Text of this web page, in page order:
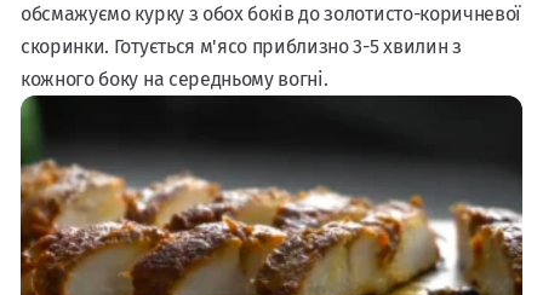
обсмажуємо курку з обох боків до золотисто-коричневої
скоринки. Готується м'ясо приблизно 3-5 хвилин з
кожного боку на середньому вогні.